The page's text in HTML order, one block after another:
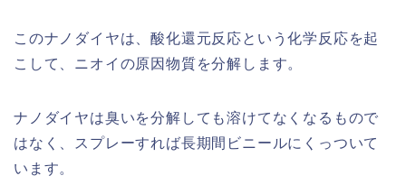
このナノダイヤは、酸化還元反応という化学反応を起
こして、ニオイの原因物質を分解します。
ナノダイヤは臭いを分解しても溶けてなくなるもので
はなく、スプレーすれば長期間ビニールにくっついて
います。